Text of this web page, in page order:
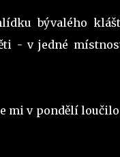
bývalého
- v jedné
mi v pondělí